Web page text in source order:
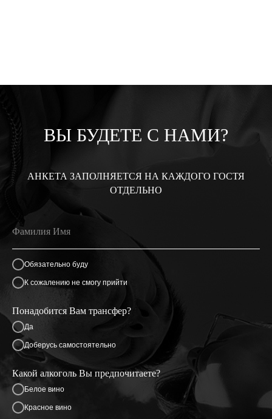
ВЫ БУДЕТЕ С НАМИ?
АНКЕТА ЗАПОЛНЯЕТСЯ НА КАЖДОГО ГОСТЯ
ОТДЕЛЬНО
Обязательно буду
К сожалению не смогу прийти
Понадобится Вам трансфер?
Да
Доберусь самостоятельно
Какой алкоголь Вы предпочитаете?
Белое вино
Красное вино